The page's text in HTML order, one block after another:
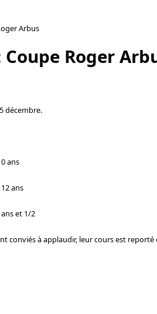
Arbus
Roger
décembre.
ans
ans
et 1/2
conviés à applaudir, leur cours est